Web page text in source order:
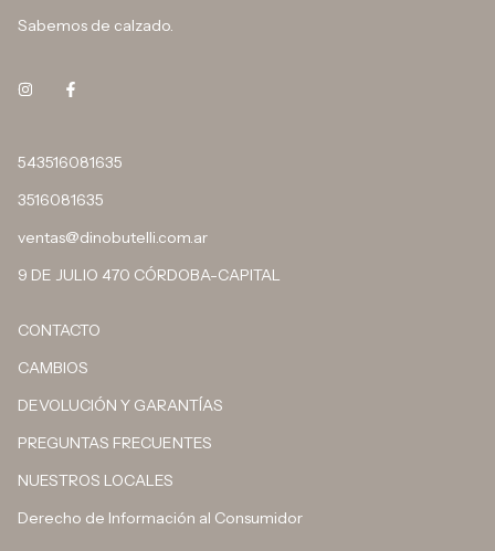
Sabemos de calzado.
543516081635
3516081635
ventas@dinobutelli.com.ar
9 DE JULIO 470 CÓRDOBA-CAPITAL
CONTACTO
CAMBIOS
DEVOLUCIÓN Y GARANTÍAS
PREGUNTAS FRECUENTES
NUESTROS LOCALES
Derecho de Información al Consumidor